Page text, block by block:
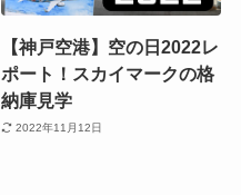
【神戸空港】空の日2022レ
ポート！スカイマークの格
納庫見学
2022年11月12日